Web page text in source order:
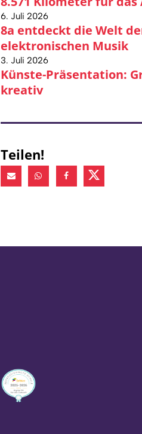
6. Juli 2026
8a entdeckt die Welt
elektronischen Musik
3. Juli 2026
Künste-Präsentation:
kreativ
Teilen!